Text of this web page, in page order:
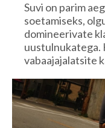
Suvi on parim
soetamiseks,
domineerivate
uustulnukatega.
vabaajajalatsite